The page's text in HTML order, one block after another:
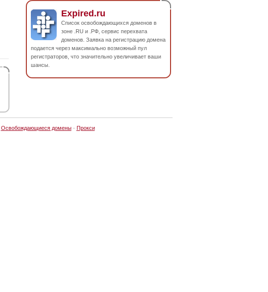
Expired.ru
Список освобождающихся доменов в
зоне .RU и .РФ, сервис перехвата
доменов. Заявка на регистрацию домена
подается через максимально возможный пул
регистраторов, что значительно увеличивает ваши
шансы.
Освобождающиеся домены· Прокси